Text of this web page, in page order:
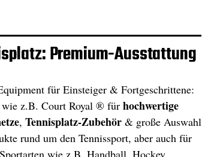
Premium-Ausstattung
für Einsteiger & Fortgeschrittene:
z.B. Court Royal ® für hochwertige
, Tennisplatz-Zubehör& große Auswahl
rund um den Tennissport, aber auch für
wie z.B. Handball, Hockey,